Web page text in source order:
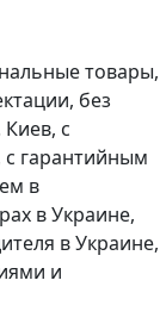
товары,
без
Киев, с
гарантийным
в
в Украине,
в Украине,
и